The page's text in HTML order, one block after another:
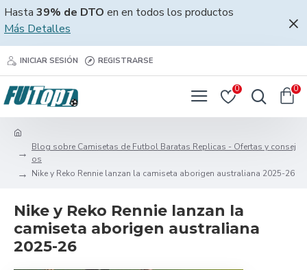
Hasta 39% de DTO en en todos los productos
Más Detalles
INICIAR SESIÓN REGISTRARSE
0 0
Blog sobre Camisetas de Futbol Baratas Replicas - Ofertas y consej
os
Nike y Reko Rennie lanzan la camiseta aborigen australiana 2025-26
Nike y Reko Rennie lanzan la
camiseta aborigen australiana
2025-26